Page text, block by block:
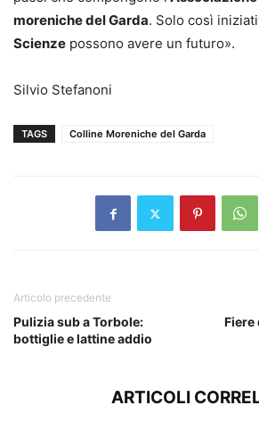
moreniche del Garda. Solo così
Scienze possono avere un futuro».
Silvio Stefanoni
TAGS Colline Moreniche del Garda
Articolo precedente
Pulizia sub a Torbole:
bottiglie e lattine addio
Fiere
ARTICOLI